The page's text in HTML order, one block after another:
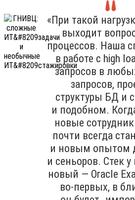
«При такой
выходит
процессов. Наша
в работе с high
запросов в
запросов,
структуры БД и
и подобном.
новые
почти всегда
и новым опытом
и сеньоров. Стек
новый — Oracle
во-первых, в